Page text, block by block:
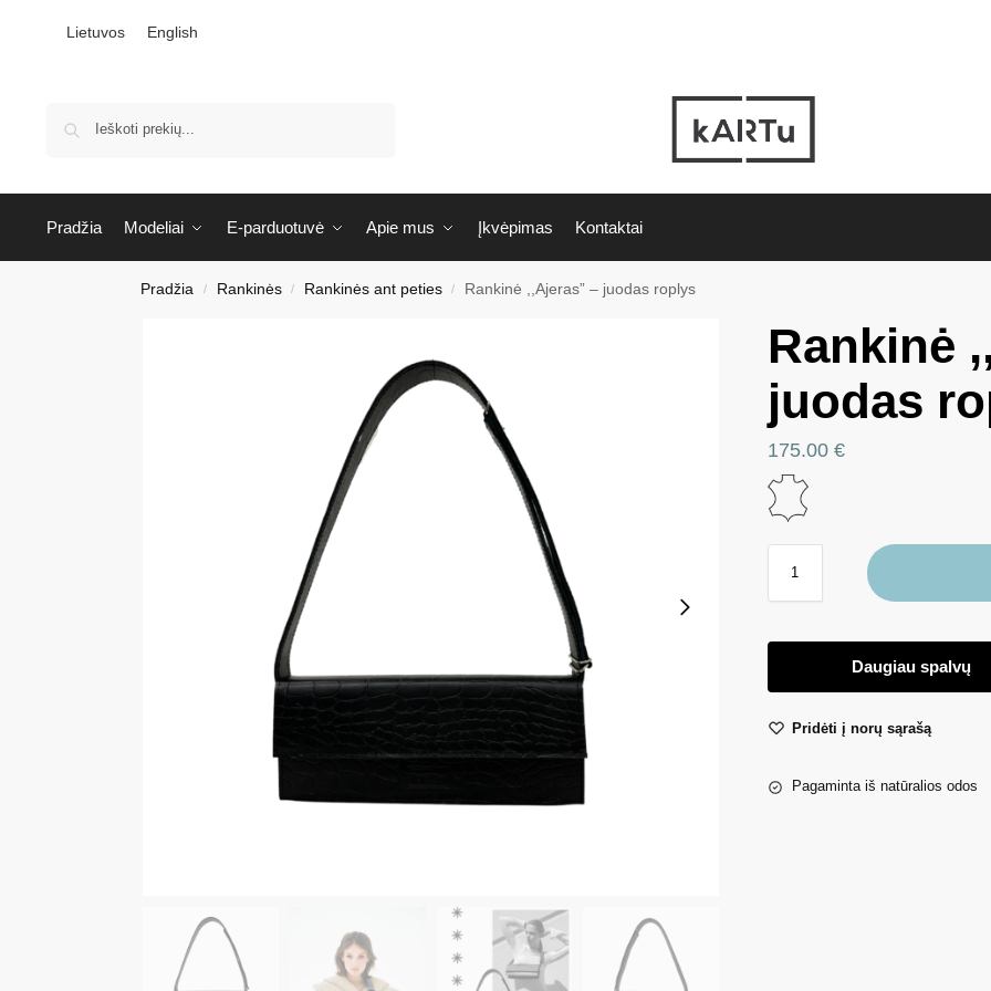
Lietuvos English
Pradžia Modeliai E-parduotuvė Apie mus Įkvėpimas Kontaktai
Pradžia / Rankinės / Rankinės ant peties / Rankinė ,,Ajeras” – juodas roplys
Rankinė
juodas
175.00 €
Daugiau spalvų
Pridėti į norų sąrašą
Pagaminta iš natūralios odos